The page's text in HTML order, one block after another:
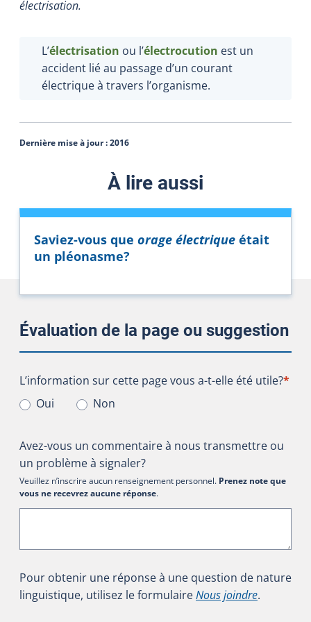
électrisation.
L’électrisation ou l’électrocution est un
accident lié au passage d’un courant
électrique à travers l’organisme.
Dernière mise à jour :2016
À lire aussi
Saviez-vous que orage électrique était
un pléonasme?
Évaluation de la page ou suggestion
L’information sur cette page vous a-t-elle été utile?
L’information sur cette page vous a-t-elle été utile?*
Oui
Non
Avez-vous un commentaire à nous transmettre ou
un problème à signaler?
Veuillez n’inscrire aucun renseignement personnel. Prenez note que
vous ne recevrez aucune réponse.
Pour obtenir une réponse à une question de nature
linguistique, utilisez le formulaireNous joindre.